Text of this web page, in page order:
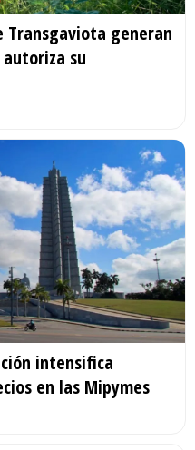
Transgaviota generan
su
intensifica
en las Mipymes